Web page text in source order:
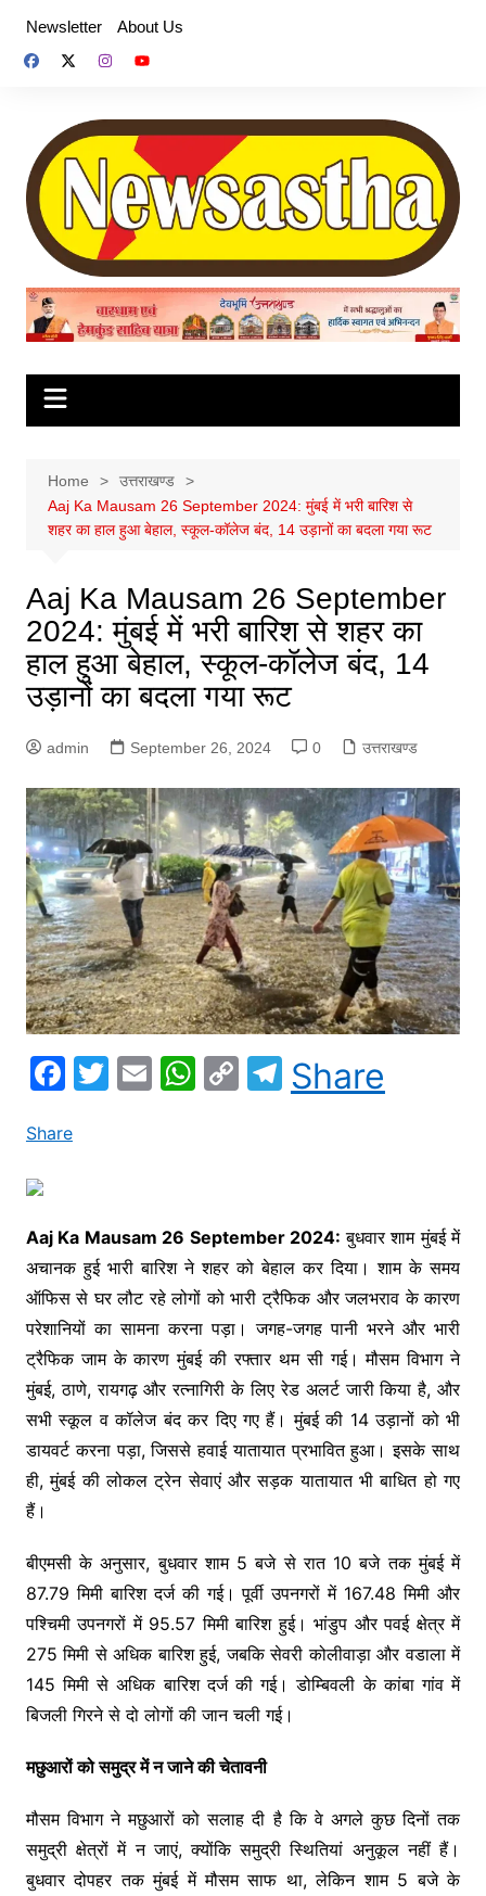
content
Newsletter About Us
Home
उत्तराखण्ड
Aaj Ka Mausam 26 September 2024: मुंबई में भरी बारिश से
शहर का हाल हुआ बेहाल, स्कूल-कॉलेज बंद, 14 उड़ानों का बदला गया रूट
Aaj Ka Mausam 26 September
2024: मुंबई में भरी बारिश से शहर का
हाल हुआ बेहाल, स्कूल-कॉलेज बंद, 14
उड़ानों का बदला गया रूट
admin September 26, 2024 0 उत्तराखण्ड
F
c
o
o
k
T E W
p
p
C
n
k
T
el
m
Share
Share
Aaj Ka Mausam 26 September 2024:बुधवार शाम मुंबई में
अचानक हुई भारी बारिश ने शहर को बेहाल कर दिया। शाम के समय
ऑफिस से घर लौट रहे लोगों को भारी ट्रैफिक और जलभराव के कारण
परेशानियों का सामना करना पड़ा। जगह-जगह पानी भरने और भारी
ट्रैफिक जाम के कारण मुंबई की रफ्तार थम सी गई। मौसम विभाग ने
मुंबई, ठाणे, रायगढ़ और रत्नागिरी के लिए रेड अलर्ट जारी किया है, और
सभी स्कूल व कॉलेज बंद कर दिए गए हैं। मुंबई की 14 उड़ानों को भी
डायवर्ट करना पड़ा, जिससे हवाई यातायात प्रभावित हुआ। इसके साथ
ही, मुंबई की लोकल ट्रेन सेवाएं और सड़क यातायात भी बाधित हो गए
हैं।
बीएमसी के अनुसार, बुधवार शाम 5 बजे से रात 10 बजे तक मुंबई में
87.79 मिमी बारिश दर्ज की गई। पूर्वी उपनगरों में 167.48 मिमी और
पश्चिमी उपनगरों में 95.57 मिमी बारिश हुई। भांडुप और पवई क्षेत्र में
275 मिमी से अधिक बारिश हुई, जबकि सेवरी कोलीवाड़ा और वडाला में
145 मिमी से अधिक बारिश दर्ज की गई। डोम्बिवली के कांबा गांव में
बिजली गिरने से दो लोगों की जान चली गई।
मछुआरों को समुद्र में न जाने की चेतावनी
मौसम विभाग ने मछुआरों को सलाह दी है कि वे अगले कुछ दिनों तक
समुद्री क्षेत्रों में न जाएं, क्योंकि समुद्री स्थितियां अनुकूल नहीं हैं।
बुधवार दोपहर तक मुंबई में मौसम साफ था, लेकिन शाम 5 बजे के